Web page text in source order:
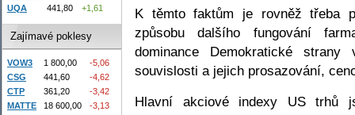
K těmto faktům je rovněž třeba
způsobu dalšího fungování
dominance Demokratické
souvislosti a jejich prosazování,
Hlavní akciové indexy US trhů
UQA
441,80 +1,61
Zajímavé poklesy
VOW3 1 800,00
-5,06
CSG
441,60
-4,62
CTP
361,20
-3,42
MATTE
18 600,00
-3,13